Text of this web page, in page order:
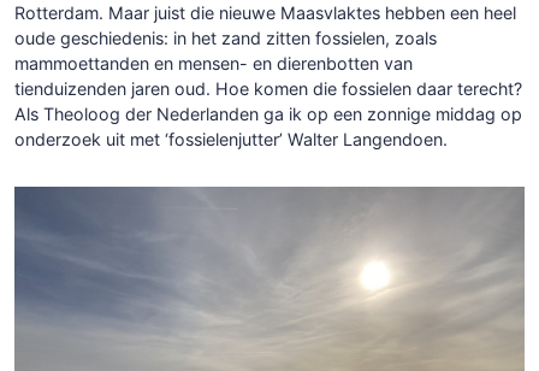
Rotterdam. Maar juist die nieuwe Maasvlaktes hebben een heel
oude geschiedenis: in het zand zitten fossielen, zoals
mammoettanden en mensen- en dierenbotten van
tienduizenden jaren oud. Hoe komen die fossielen daar terecht?
Als Theoloog der Nederlanden ga ik op een zonnige middag op
onderzoek uit met ‘fossielenjutter’ Walter Langendoen.